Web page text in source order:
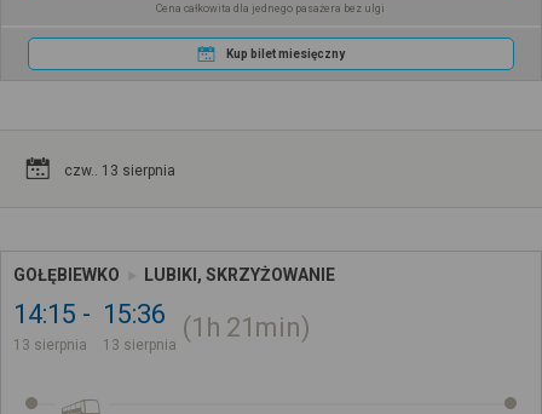
Cena całkowita dla jednego pasażera bez ulgi
Kup bilet miesięczny
czw.. 13 sierpnia
GOŁĘBIEWKO LUBIKI, SKRZYŻOWANIE
14:15
13 sierpnia
15:36
13 sierpnia
1h 21min